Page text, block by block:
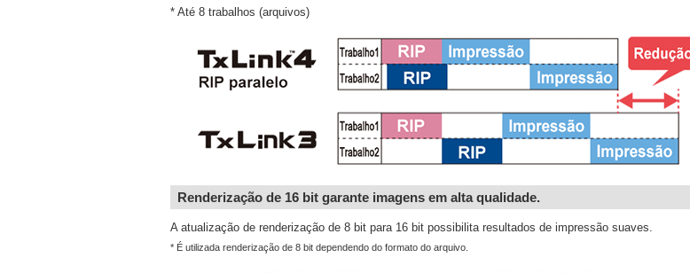
* Até 8 trabalhos (arquivos)
Renderização de 16 bit garante imagens em alta qualidade.
A atualização de renderização de 8 bit para 16 bit possibilita resultados de impressão suaves.
* É utilizada renderização de 8 bit dependendo do formato do arquivo.